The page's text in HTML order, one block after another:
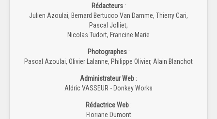
Rédacteurs:
Julien Azoulai, Bernard Bertucco Van Damme, Thierry Cari,
Pascal Jolliet,
Nicolas Tudort, Francine Marie
Photographes:
Pascal Azoulai, Olivier Lalanne, Philippe Olivier, Alain Blanchot
Administrateur Web :
Aldric VASSEUR - Donkey Works
Rédactrice Web:
Floriane Dumont